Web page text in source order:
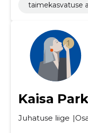
taimekasvatuse
Kaisa
Juhatuse liige